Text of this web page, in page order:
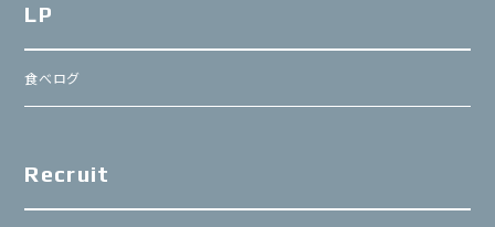
LP
食べログ
Recruit